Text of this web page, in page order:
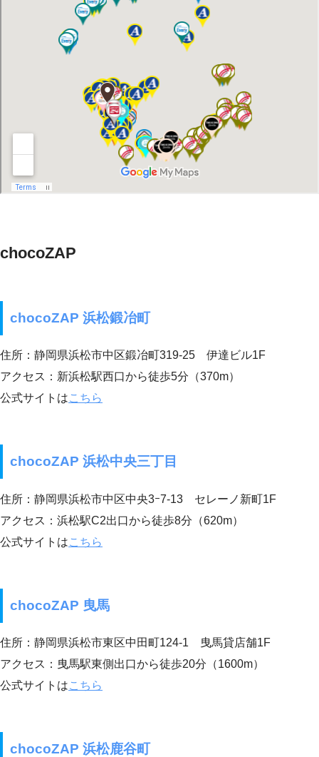
chocoZAP
chocoZAP 浜松鍛冶町
住所：静岡県浜松市中区鍛冶町319-25 伊達ビル1F
アクセス：新浜松駅西口から徒歩5分（370m）
公式サイトはこちら
chocoZAP 浜松中央三丁目
住所：静岡県浜松市中区中央3ｰ7-13 セレーノ新町1F
アクセス：浜松駅C2出口から徒歩8分（620m）
公式サイトはこちら
chocoZAP 曳馬
住所：静岡県浜松市東区中田町124-1 曳馬貸店舗1F
アクセス：曳馬駅東側出口から徒歩20分（1600m）
公式サイトはこちら
chocoZAP 浜松鹿谷町